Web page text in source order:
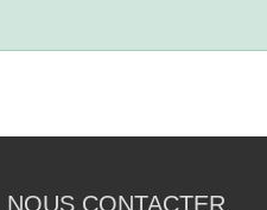
NOUS CONTACTER